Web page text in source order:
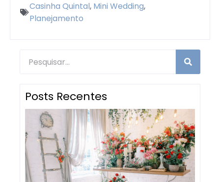
Casinha Quintal, Mini Wedding,
Planejamento
Posts Recentes